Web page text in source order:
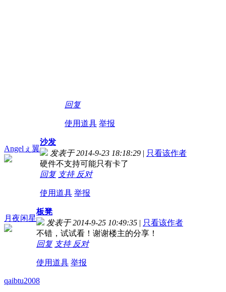
回复
使用道具 举报
Angelぇ翼
沙发
发表于 2014-9-23 18:18:29 | 只看该作者
硬件不支持可能只有卡了
回复 支持 反对
使用道具 举报
月夜闲星
板凳
发表于 2014-9-25 10:49:35 | 只看该作者
不错，试试看！谢谢楼主的分享！
回复 支持 反对
使用道具 举报
qaibtu2008